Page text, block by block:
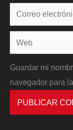
Correo
electrónico*
Web
Guardar mi
navegador para